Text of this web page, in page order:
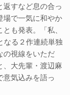
返すなど息の合っ
場で一気に和やか
も発表。「私、
なる２作連続単独
の視線をいただ
、大先輩・渡辺麻
意気込みを語っ